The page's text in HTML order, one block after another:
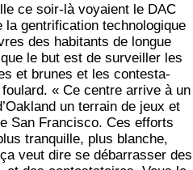
ce soir-là voyaient le DAC
la gen­tri­fi­ca­tion tech­no­lo­gique
des habi­tants de longue
le but est de sur­veiller les
et brunes et les contes­ta­
« Ce centre arrive à un
un ter­rain de jeux et
San Fran­cis­co. Ces efforts
tran­quille, plus blanche,
veut dire se débar­ras­ser des